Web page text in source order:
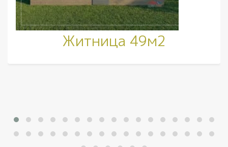
Житница 49м2